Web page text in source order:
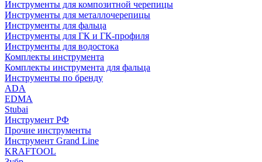
Инструменты для композитной черепицы
Инструменты для металлочерепицы
Инструменты для фальца
Инструменты для ГК и ГК-профиля
Инструменты для водостока
Комплекты инструмента
Комплекты инструмента для фальца
Инструменты по бренду
ADA
EDMA
Stubai
Инструмент РФ
Прочие инструменты
Инструмент Grand Line
KRAFTOOL